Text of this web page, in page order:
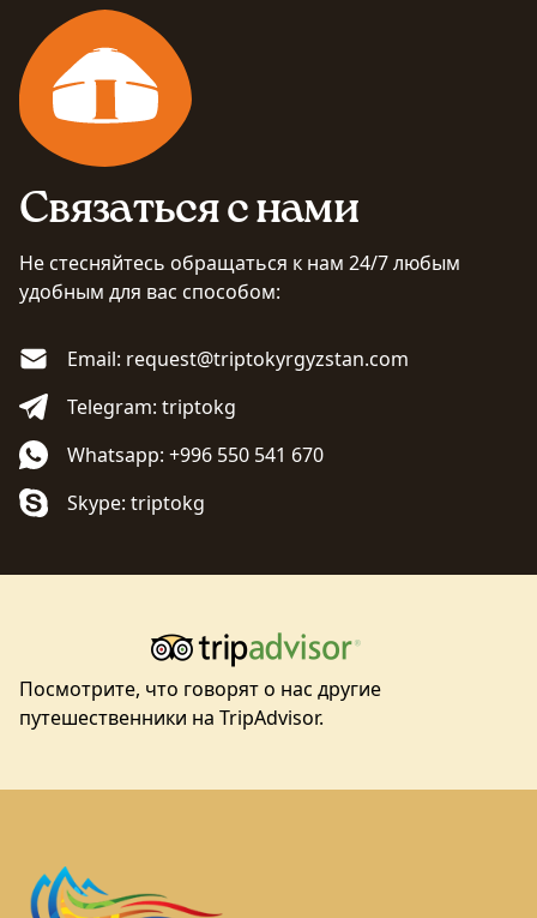
Связаться с нами
Не стесняйтесь обращаться к нам 24/7 любым
удобным для вас способом:
Email: request@triptokyrgyzstan.com
Telegram: triptokg
Whatsapp: +996 550 541 670
Skype: triptokg
Посмотрите, что говорят о нас другие
путешественники на TripAdvisor.